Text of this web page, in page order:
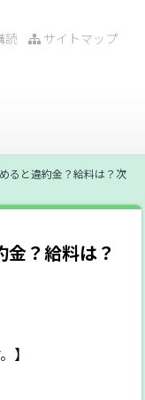
サイトマップ
読
ると違約金？給料は？次
？給料は？
】